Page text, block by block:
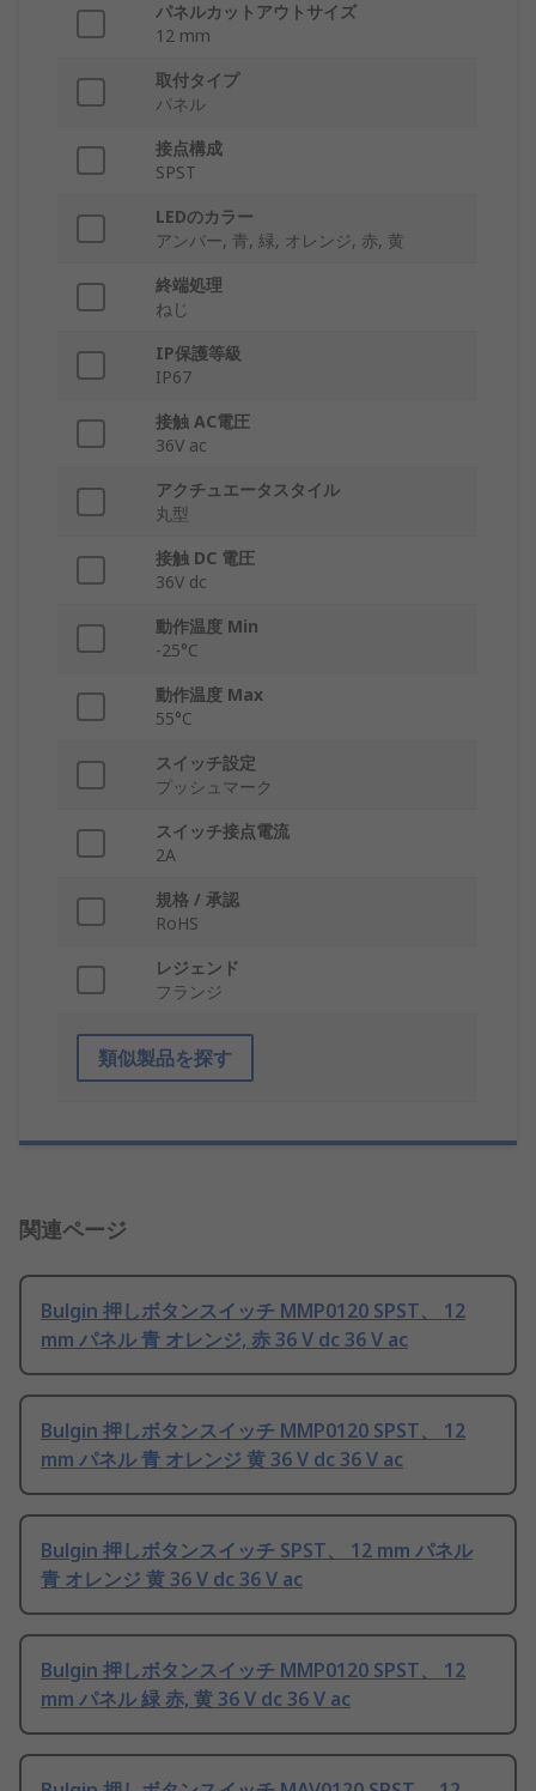
パネルカットアウトサイズ
12 mm
取付タイプ
パネル
接点構成
SPST
LEDのカラー
アンバー, 青, 緑, オレンジ, 赤, 黄
終端処理
ねじ
IP保護等級
IP67
接触 AC電圧
36V ac
アクチュエータスタイル
丸型
接触 DC 電圧
36V dc
動作温度 Min
-25°C
動作温度 Max
55°C
スイッチ設定
プッシュマーク
スイッチ接点電流
2A
規格 / 承認
RoHS
レジェンド
フランジ
類似製品を探す
関連ページ
Bulgin 押しボタンスイッチ MMP0120 SPST、 12
mm パネル 青 オレンジ, 赤 36 V dc 36 V ac
Bulgin 押しボタンスイッチ MMP0120 SPST、 12
mm パネル 青 オレンジ 黄 36 V dc 36 V ac
Bulgin 押しボタンスイッチ SPST、 12 mm パネル
青 オレンジ 黄 36 V dc 36 V ac
Bulgin 押しボタンスイッチ MMP0120 SPST、 12
mm パネル 緑 赤, 黄 36 V dc 36 V ac